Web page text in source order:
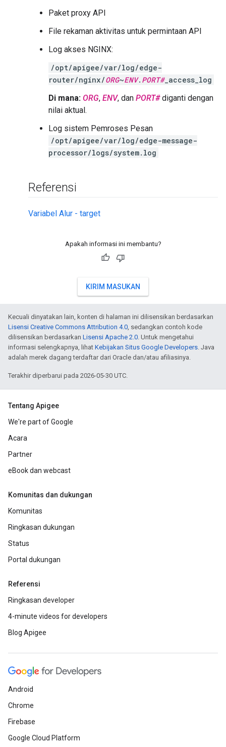
Paket proxy API
File rekaman aktivitas untuk permintaan API
Log akses NGINX:
/opt/apigee/var/log/edge-
router/nginx/ORG~ENV. PORT#_access_log
Di mana: ORG, ENV, dan PORT#diganti dengan
nilai aktual.
Log sistem Pemroses Pesan
/opt/apigee/var/log/edge-message-
processor/logs/system.log
Referensi
Variabel Alur - target
Apakah informasi ini membantu?
KIRIM MASUKAN
Kecuali dinyatakan lain, konten di halaman ini dilisensikan berdasarkan
Lisensi Creative Commons Attribution 4.0, sedangkan contoh kode
dilisensikan berdasarkan Lisensi Apache 2.0. Untuk mengetahui
informasi selengkapnya, lihat Kebijakan Situs Google Developers. Java
adalah merek dagang terdaftar dari Oracle dan/atau afiliasinya.
Terakhir diperbarui pada 2026-05-30 UTC.
Tentang Apigee
We're part of Google
Acara
Partner
eBook dan webcast
Komunitas dan dukungan
Komunitas
Ringkasan dukungan
Status
Portal dukungan
Referensi
Ringkasan developer
4-minute videos for developers
Blog Apigee
Android
Chrome
Firebase
Google Cloud Platform